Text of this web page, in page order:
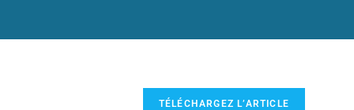
TÉLÉCHARGEZ L’ARTICLE